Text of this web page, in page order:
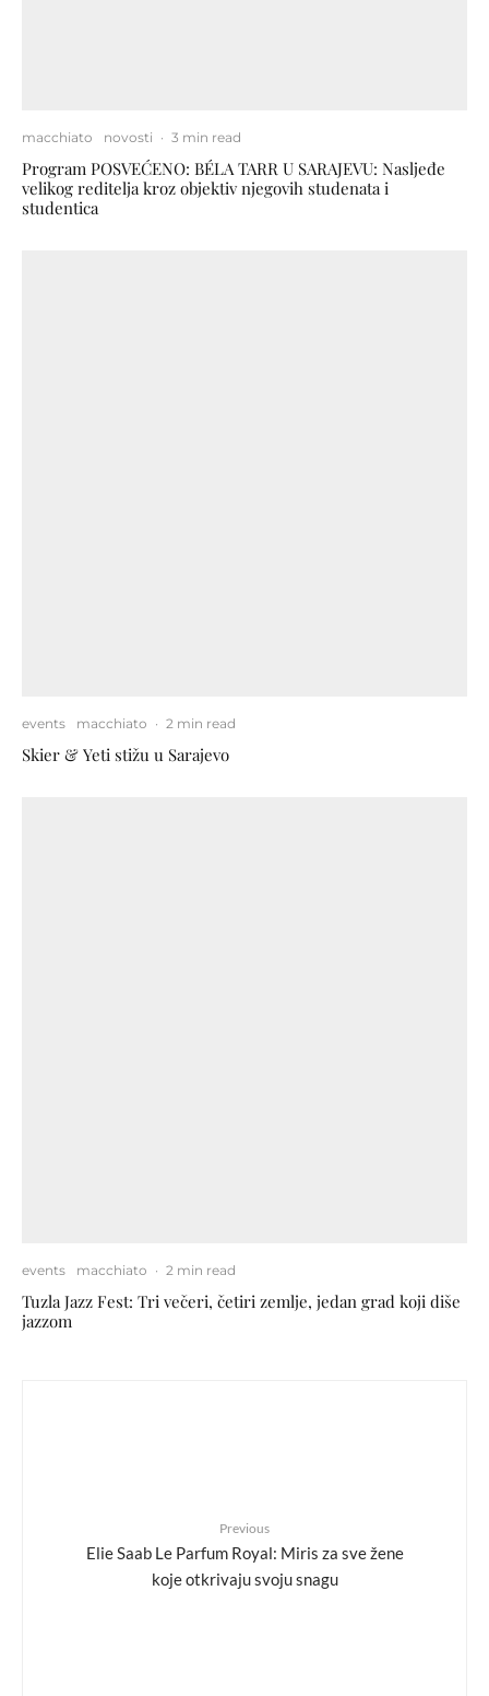
macchiato novosti · 3 min read
Program POSVEĆENO: BÉLA TARR U SARAJEVU: Nasljeđe
velikog reditelja kroz objektiv njegovih studenata i
studentica
events macchiato · 2 min read
Skier & Yeti stižu u Sarajevo
events macchiato · 2 min read
Tuzla Jazz Fest: Tri večeri, četiri zemlje, jedan grad koji diše
jazzom
Previous
Elie Saab Le Parfum Royal: Miris za sve žene
koje otkrivaju svoju snagu